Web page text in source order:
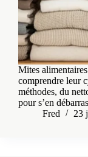
Mites
comprendre leur
méthodes, du
pour s’en
Fred
23